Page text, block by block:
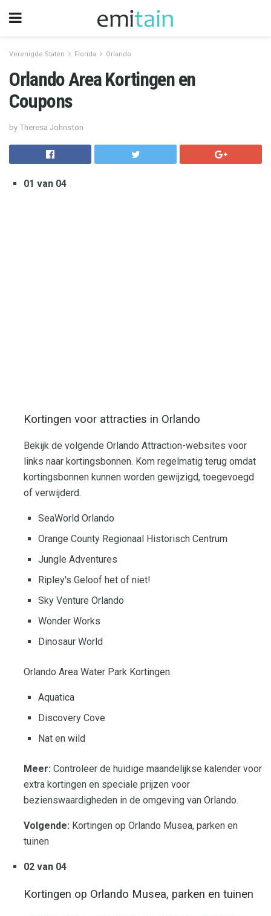
Verenigde Staten Florida Orlando
Orlando Area Kortingen en
Coupons
by Theresa Johnston
01 van 04
Kortingen voor attracties in Orlando
Bekijk de volgende Orlando Attraction-websites voor
links naar kortingsbonnen. Kom regelmatig terug omdat
kortingsbonnen kunnen worden gewijzigd, toegevoegd
of verwijderd.
SeaWorld Orlando
Orange County Regionaal Historisch Centrum
Jungle Adventures
Ripley's Geloof het of niet!
Sky Venture Orlando
Wonder Works
Dinosaur World
Orlando Area Water Park Kortingen.
Aquatica
Discovery Cove
Nat en wild
Meer: Controleer de huidige maandelijkse kalender voor
extra kortingen en speciale prijzen voor
bezienswaardigheden in de omgeving van Orlando.
Volgende: Kortingen op Orlando Musea, parken en
tuinen
02 van 04
Kortingen op Orlando Musea, parken en tuinen